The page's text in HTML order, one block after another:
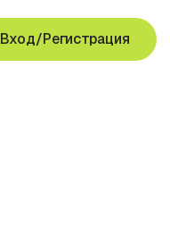
Вход/Регистрация